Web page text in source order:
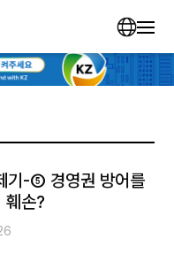
기-⑤ 경영권 방어를
훼손?